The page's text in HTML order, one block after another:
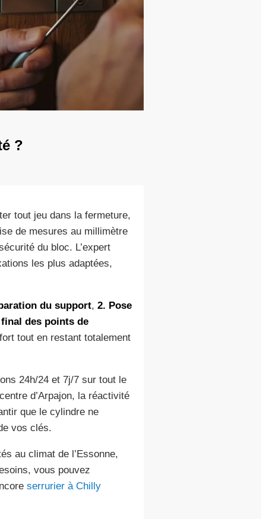
?
tout jeu dans la fermeture,
de mesures au millimètre
du bloc. L’expert
les plus adaptées,
du support, 2. Pose
des points de
tout en restant totalement
24h/24 et 7j/7 sur tout le
d’Arpajon, la réactivité
que le cylindre ne
vos clés.
au climat de l’Essonne,
vous pouvez
serrurier à Chilly